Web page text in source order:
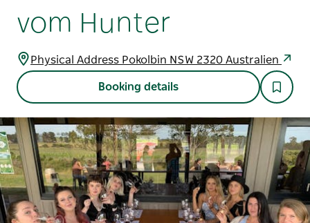
vom Hunter
Physical Address Pokolbin NSW 2320 Australien
Booking details